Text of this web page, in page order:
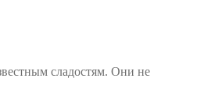
сладостям. Они не